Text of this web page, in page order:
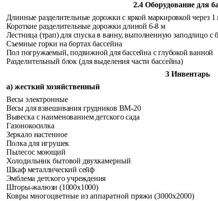
2.4 Оборудование для
Длинные разделительные дорожки с яркой маркировкойчерез
Короткие разделительные дорожки длиной 6-8 м
Лестница (трап) для спуска в ванну, выполненнуюзаподлицо с
Съемные горки на бортах бассейна
Пол погружаемый, подвижной для бассейна с глубокой ванной
Разделительный блок (для выделения части бассейна)
3 Инвентарь
а) жесткий хозяйственный
Весы электронные
Весы для взвешивания грудников ВМ-20
Вывеска с наименованием детского сада
Газонокосилка
Зеркало настенное
Полка для игрушек
Пылесос моющий
Холодильник бытовой двухкамерный
Шкаф металлический сейф
Эмблема детского учреждения
Шторы-жалюзи (1000x1000)
Ковры многоцветные из аппаратной пряжи (3000x2000)